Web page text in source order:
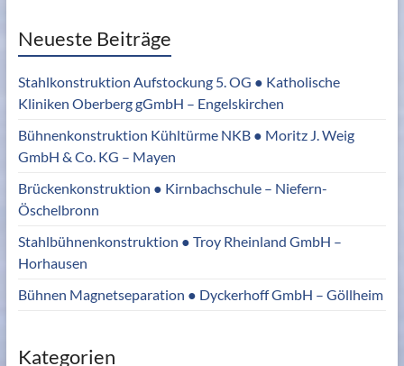
Neueste Beiträge
Stahlkonstruktion Aufstockung 5. OG ● Katholische
Kliniken Oberberg gGmbH – Engelskirchen
Bühnenkonstruktion Kühltürme NKB ● Moritz J. Weig
GmbH & Co. KG – Mayen
Brückenkonstruktion ● Kirnbachschule – Niefern-
Öschelbronn
Stahlbühnenkonstruktion ● Troy Rheinland GmbH –
Horhausen
Bühnen Magnetseparation ● Dyckerhoff GmbH – Göllheim
Kategorien